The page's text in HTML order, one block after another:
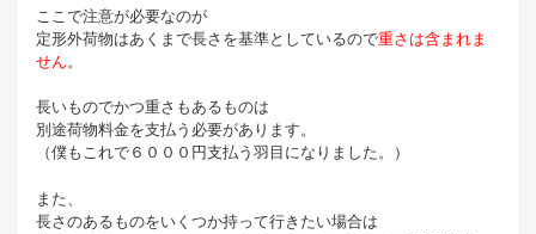
ここで注意が必要なのが
定形外荷物はあくまで長さを基準としているので重さは含まれま
せん 。
長いものでかつ重さもあるものは
別途荷物料金を支払う必要があります。
（僕もこれで６０００円支払う羽目になりました。）
また、
長さのあるものをいくつか持って行きたい場合は